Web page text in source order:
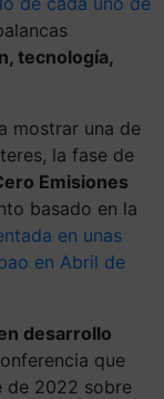
tecnología,
mostrar una de
la fase de
Emisiones
basado en la
en unas
en Abril de
desarrollo
que
de 2022 sobre